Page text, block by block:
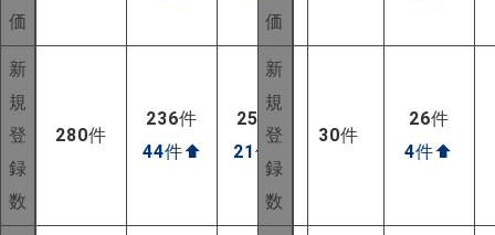
価
新
規
登
録
数
280件
236件
44件⬆
259 件
21件
価
新
規
登
録
数
30件
26件
4件⬆